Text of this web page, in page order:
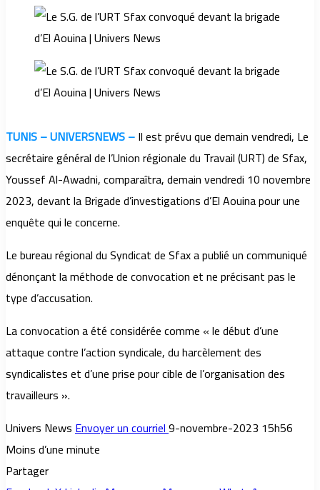
TUNIS – UNIVERSNEWS –Il est prévu que demain vendredi, Le
secrétaire général de l’Union régionale du Travail (URT) de Sfax,
Youssef Al-Awadni, comparaîtra, demain vendredi 10 novembre
2023, devant la Brigade d’investigations d’El Aouina pour une
enquête qui le concerne.
Le bureau régional du Syndicat de Sfax a publié un communiqué
dénonçant la méthode de convocation et ne précisant pas le
type d’accusation.
La convocation a été considérée comme « le début d’une
attaque contre l’action syndicale, du harcèlement des
syndicalistes et d’une prise pour cible de l’organisation des
travailleurs ».
Univers NewsEnvoyer un courriel9-novembre-2023 15h56
Moins d’une minute
Partager